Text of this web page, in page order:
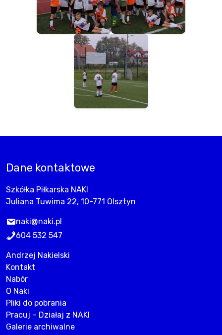
Dane kontaktowe
Szkółka Piłkarska NAKI
Juliana Tuwima 22, 10-771 Olsztyn
naki@naki.pl
604 532 547
Andrzej Nakielski
Kontakt
Nabór
O Naki
Pliki do pobrania
Pracuj – Działaj z NAKI
Galerie archiwalne